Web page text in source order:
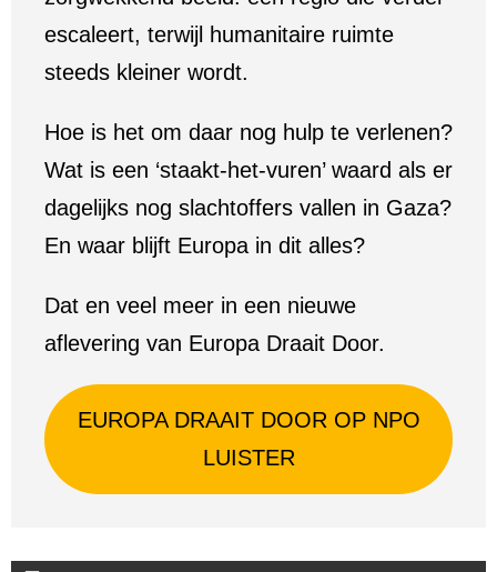
escaleert, terwijl humanitaire ruimte
steeds kleiner wordt.
Hoe is het om daar nog hulp te verlenen?
Wat is een ‘staakt-het-vuren’ waard als er
dagelijks nog slachtoffers vallen in Gaza?
En waar blijft Europa in dit alles?
Dat en veel meer in een nieuwe
aflevering van Europa Draait Door.
EUROPA DRAAIT DOOR OP NPO
LUISTER